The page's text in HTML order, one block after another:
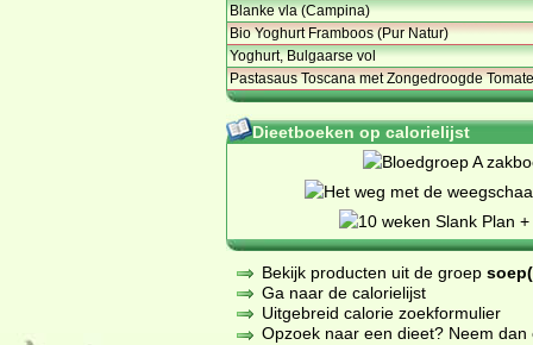
Blanke vla (Campina)
Bio Yoghurt Framboos (Pur Natur)
Yoghurt, Bulgaarse vol
Pastasaus Toscana met Zongedroogde
Dieetboeken op calorielijst
Bekijk producten uit de groep
Ga naar de calorielijst
Uitgebreid calorie zoekformulier
Opzoek naar een dieet? Neem